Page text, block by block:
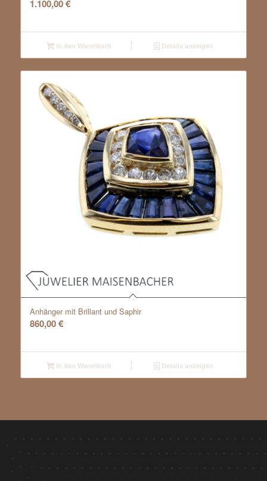
1.100,00€
In den Warenkorb Details anzeigen
Anhänger mit Brillant und Saphir
860,00€
In den Warenkorb Details anzeigen